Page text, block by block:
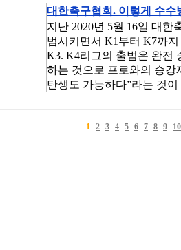
대한축구협회. 이렇게 수
지난 2020년 5월 16일 대
범시키면서 K1부터 K7까
K3. K4리그의 출범은 완전
하는 것으로 프로와의 승강
탄생도 가능하다”라는 것
1 2 3 4 5 6 7 8 9 10